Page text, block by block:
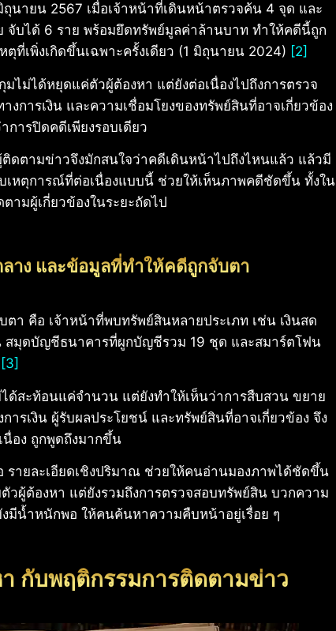
นายน 2567 เมื่อเจ้าหน้าที่เดินหน้าตรวจค้น 4 จุด และ
จับได้ 6 ราย พร้อมยึดทรัพย์มูลค่าล้านบาท ทำให้คดีนี้ถูก
ตุที่เพิ่งเกิดขึ้นเฉพาะครั้งเดียว (1 มิถุนายน 2024) [2]
ไม่ได้หยุดแค่ตัวผู้ต้องหา แต่ยังต่อเนื่องไปถึงการตรวจ
การเงิน และความเชื่อมโยงของทรัพย์สินที่อาจเกี่ยวข้อง
ารปิดคดีเพียงรอบเดียว
ดตามข่าวจึงมักสนใจว่าคดีเดินหน้าไปถึงไหนแล้ว แล้วมี
บเหตุการณ์ที่ต่อเนื่องแบบนี้ ช่วยให้เห็นภาพคดีชัดขึ้น ทั้งใน
ามผู้เกี่ยวข้องในระยะถัดไป
ลาง และข้อมูลที่ทำให้คดีถูกจับตา
ตา คือ เจ้าหน้าที่พบทรัพย์สินหลายประเภท เช่น เงินสด
สมุดบัญชีธนาคารที่ผูกบัญชีรวม 19 ชุด และสมาร์ตโฟน
[3]
ด้สะท้อนแค่จำนวน แต่ยังทำให้เห็นว่าการสืบสวน ขยาย
ารเงิน ผู้รับผลประโยชน์ และทรัพย์สินที่อาจเกี่ยวข้อง จึง
อง ถูกพูดถึงมากขึ้น
ายละเอียดเชิงปริมาณ ช่วยให้คนอ่านมองภาพได้ชัดขึ้น
วผู้ต้องหา แต่ยังรวมถึงการตรวจสอบทรัพย์สิน บวกความ
งมีน้ำหนักพอ ให้คนค้นหาความคืบหน้าอยู่เรื่อย ๆ
กับพฤติกรรมการติดตามข่าว